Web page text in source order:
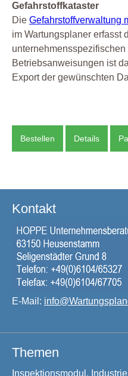
Gefahrstoffkataster
Die Gefahrstoffverwaltung
im Wartungsplaner erfasst
Betriebsanweisungen ist
Export der gewünschten
Bestellen Details
Kontakt
E-Mail:
Themen
Inspektionsmodul,